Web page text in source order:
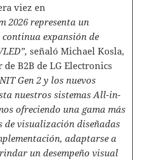
viez en
2026 representa un
expansión de
señaló Michael Kosla,
B2B de LG Electronics
Gen 2 y los nuevos
nuestros sistemas All-in-
ofreciendo una gama más
de visualización diseñadas
adaptarse a
un desempeño visual